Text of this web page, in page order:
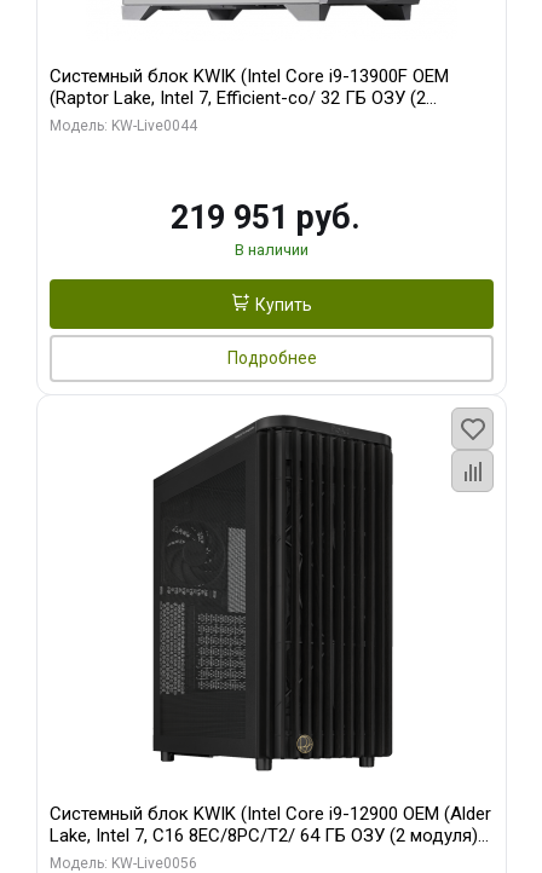
Системный блок KWIK (Intel Core i9-13900F OEM
(Raptor Lake, Intel 7, Efficient-co/ 32 ГБ ОЗУ (2
модуля)/ Gigabyte RTX5070Ti AERO OC 16GB GDDR7
Модель: KW-Live0044
219 951 руб.
В наличии
Купить
Подробнее
Системный блок KWIK (Intel Core i9-12900 OEM (Alder
Lake, Intel 7, C16 8EC/8PC/T2/ 64 ГБ ОЗУ (2 модуля)/
Palit RTX5080 INFINITY 3 OC 16GB GDDR7 256bit 3xDP
Модель: KW-Live0056